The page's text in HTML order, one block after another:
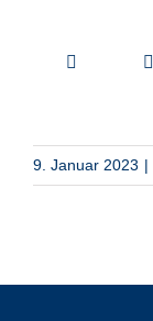
9. Januar 2023 |